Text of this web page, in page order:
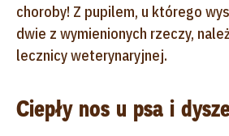
choroby! Z pupilem, u którego
dwie z wymienionych rzeczy,
lecznicy weterynaryjnej.
Ciepły nos u psa i